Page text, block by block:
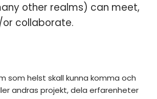
other realms) can meet,
collaborate.
som helst skall kunna komma och
andras projekt, dela erfarenheter